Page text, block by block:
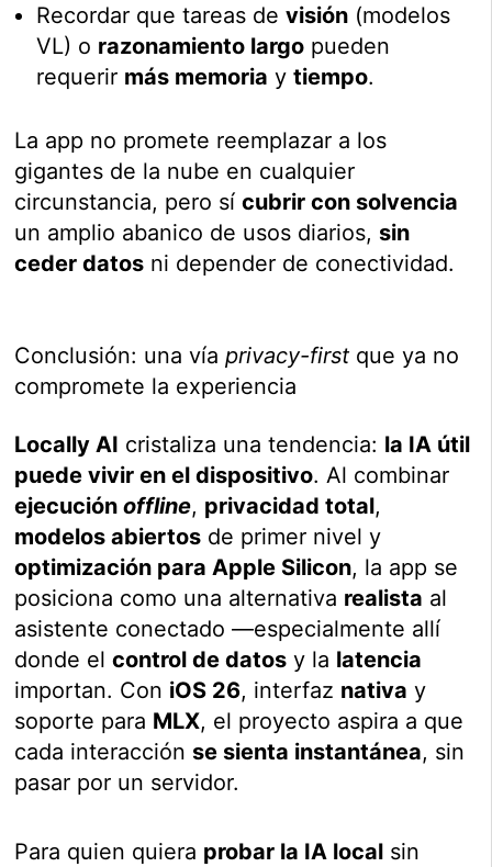
Recordar que tareas devisión (modelos
VL) o razonamiento largo pueden
requerir más memoria ytiempo.
La app no promete reemplazar a los
gigantes de la nube en cualquier
circunstancia, pero sícubrir con solvencia
un amplio abanico de usos diarios, sin
ceder datos ni depender de conectividad.
Conclusión: una víaprivacy-first que ya no
compromete la experiencia
Locally AI cristaliza una tendencia: la IA útil
puede vivir en el dispositivo. Al combinar
ejecuciónoffline, privacidad total,
modelos abiertos de primer nivel y
optimización para Apple Silicon, la app se
posiciona como una alternativa realista al
asistente conectado —especialmente allí
donde elcontrol de datos y la latencia
importan. Con iOS 26, interfaz nativa y
soporte para MLX, el proyecto aspira a que
cada interacción se sienta instantánea, sin
pasar por un servidor.
Para quien quiera probar la IA local sin